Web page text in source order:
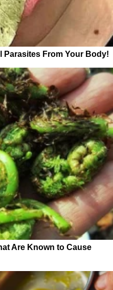
Parasites From Your Body!
Are Known to Cause